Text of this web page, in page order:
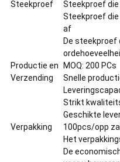
Steekproef
Steekproef die
Steekproef
af
De steekproef
Productie en
Verzending
MOQ: 200 PCs
Snelle
Strikt
Geschikte
Verpakking
100pcs/opp
Het
De